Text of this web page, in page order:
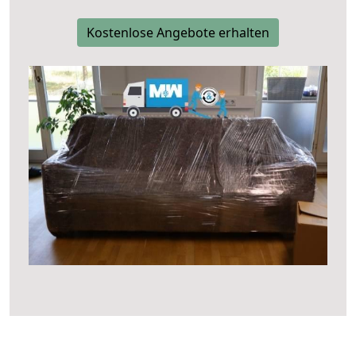
Kostenlose Angebote erhalten